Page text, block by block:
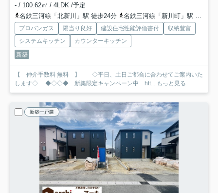
- / 100.62㎡ / 4LDK /予定
名鉄三河線「北新川」駅 徒歩24分
名鉄三河線「新川町」駅 徒歩27分
プロパンガス 陽当り良好 建設住宅性能評価書付
収納豊富
システムキッチン
カウンターキッチン
新築
【 仲介手数料 無料 】 ◇平日、土日ご都合に合わせてご案内いた
します◇ ◆◇◇◆ 新築限定キャンペーン中 htt...
もっと見る
新築一戸建